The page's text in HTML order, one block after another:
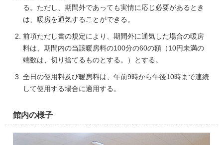
る。ただし、期間外であっても実情に応じ必要があるとき
は、暖房を通気することができる。
前項ただし書の規定により、期間外に通気した場合の暖房
料は、期間内の当該暖房料の100分の60の額（10円未満の
端数は、切り捨てるものとする。）とする。
全日の使用料及び暖房料は、午前9時から午後10時まで連続
して使用する場合に適用する。
館内の様子